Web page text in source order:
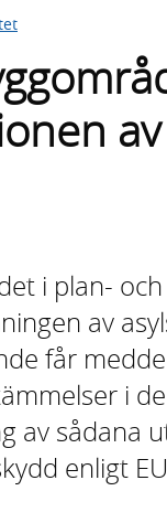
av
i plan- och
av
får
i
av sådana
enligt